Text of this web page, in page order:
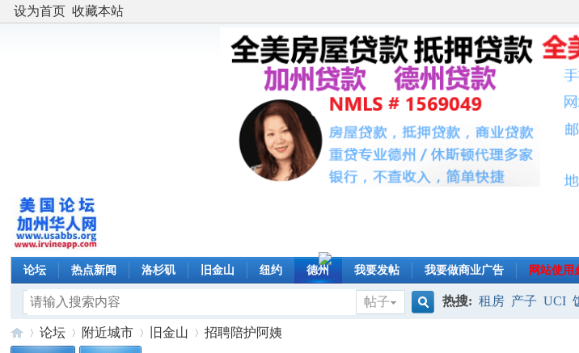
设为首页 收藏本站
论坛 热点新闻 洛杉矶 旧金山 纽约 德州 我要发帖 我要做商业广告 网站使用
帖子
热搜: 租房 产子 UCI
论坛 附近城市 旧金山 招聘陪护阿姨